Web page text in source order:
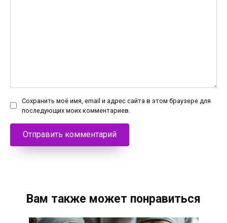
Сохранить моё имя, email и адрес сайта в этом браузере для
последующих моих комментариев.
Вам также может понравиться